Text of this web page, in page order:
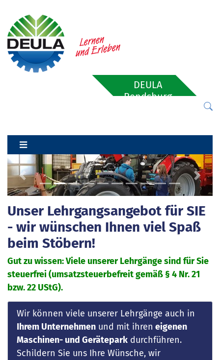
DEULA
Rendsburg
Previous Next
Unser Lehrgangsangebot für SIE
- wir wünschen Ihnen viel Spaß
beim Stöbern!
Gut zu wissen: Viele unserer Lehrgänge sind für Sie
steuerfrei (umsatzsteuerbefreit gemäß § 4 Nr. 21
bzw. 22 UStG).
Wir können viele unserer Lehrgänge auch in
Ihrem Unternehmenund mit ihren eigenen
Maschinen- und Geräteparkdurchführen.
Schildern Sie uns Ihre Wünsche, wir